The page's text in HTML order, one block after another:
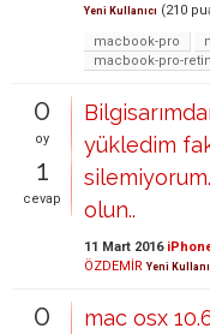
Yeni Kullanıcı (210
macbook-pro
macbook-pro-
0
oy
1
cevap
yükledim
olun..
11 Mart 2016
ÖZDEMİR Yeni
0
mac osx